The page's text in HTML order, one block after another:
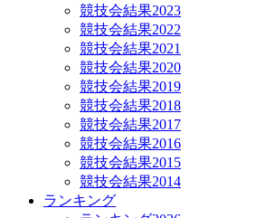
競技会結果2023
競技会結果2022
競技会結果2021
競技会結果2020
競技会結果2019
競技会結果2018
競技会結果2017
競技会結果2016
競技会結果2015
競技会結果2014
ランキング